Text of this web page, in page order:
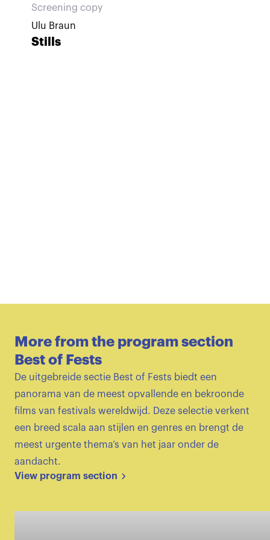
Screening copy
Ulu Braun
Stills
More from the program section
Best of Fests
De uitgebreide sectie Best of Fests biedt een
panorama van de meest opvallende en bekroonde
films van festivals wereldwijd. Deze selectie verkent
een breed scala aan stijlen en genres en brengt de
meest urgente thema’s van het jaar onder de
aandacht.
View program section